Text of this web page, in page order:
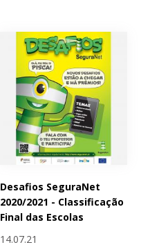
Desafios SeguraNet
2020/2021 - Classificação
Final das Escolas
14.07.21